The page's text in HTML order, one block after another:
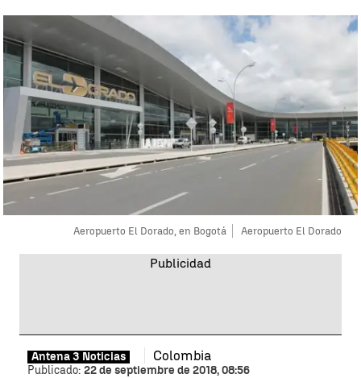
Aeropuerto El Dorado, en Bogotá Aeropuerto El Dorado
Antena 3 Noticias Colombia
Publicado: 22 de septiembre de 2018, 08:56